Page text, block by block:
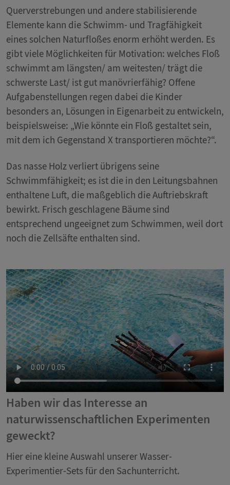
Querverstrebungen und andere stabilisierende
Elemente kann die Schwimm- und Tragfähigkeit
eines solchen Naturfloßes enorm erhöht werden. Es
gibt viele Möglichkeiten für Motivation: welches Floß
schwimmt am längsten/ am weitesten/ trägt die
schwerste Last/ ist gut manövrierfähig? Offene
Aufgabenstellungen regen dabei die Kinder
besonders an, Lösungen in Eigenarbeit zu entwickeln,
beispielsweise: „Wie könnte ein Floß gestaltet sein,
mit dem ich Gegenstand X transportieren möchte?“.
Das nasse Holz verliert übrigens seine
Schwimmfähigkeit; es ist die in den Leitungsbahnen
enthaltene Luft, die maßgeblich die Auftriebskraft
bewirkt. Frisch geschlagene Bäume sind
entsprechend ungeeignet zum Schwimmen, weil dort
noch die Zellsäfte enthalten sind.
Haben wir das Interesse an
naturwissenschaftlichen Experimenten
geweckt?
Hier eine kleine Auswahl unserer Wasser-
Experimentier-Sets für den Sachunterricht.